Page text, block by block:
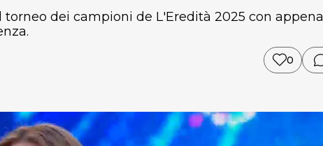
dei campioni de L'Eredità 2025 con appena
0